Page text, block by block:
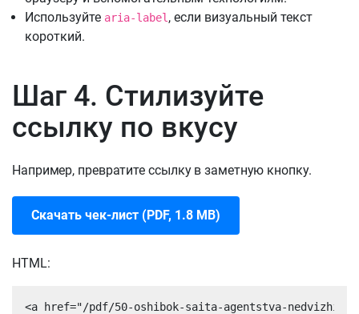
Используйте aria-label , если визуальный текст
короткий.
Шаг 4. Стилизуйте
ссылку по вкусу
Например, превратите ссылку в заметную кнопку.
Скачать чек-лист (PDF, 1.8 MB)
HTML:
<a href="/pdf/50-oshibok-saita-agentstva-